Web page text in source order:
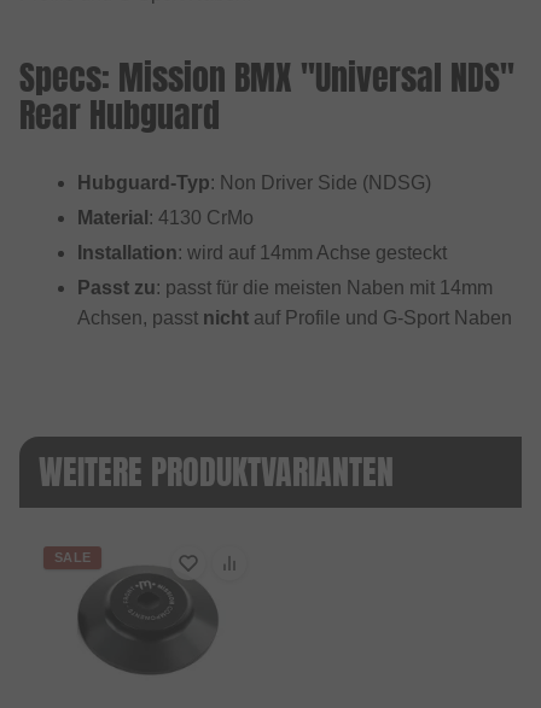
Specs: Mission BMX "Universal NDS"
Rear Hubguard
Hubguard-Typ: Non Driver Side (NDSG)
Material : 4130 CrMo
Installation: wird auf 14mm Achse gesteckt
Passt zu: passt für die meisten Naben mit 14mm
Achsen, passt nicht auf Profile und G-Sport Naben
WEITERE PRODUKTVARIANTEN
SALE